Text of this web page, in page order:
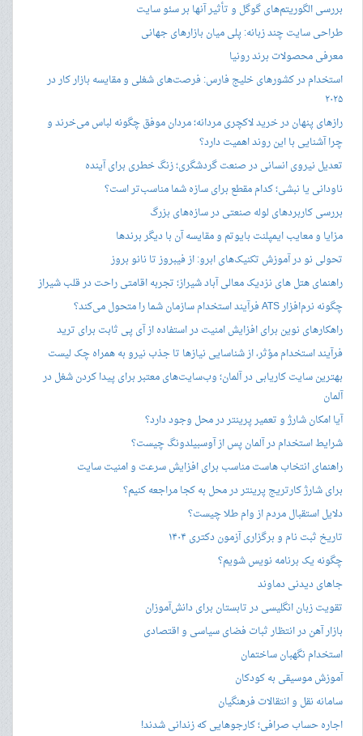
بررسی الگوریتم‌های گوگل و تأثیر آنها بر سئو سایت
طراحی سایت چند زبانه: پلی میان بازارهای جهانی
معرفی محصولات برند رونیا
استخدام در کشورهای خلیج فارس: فرصت‌های شغلی و مقایسه بازار کار در
۲۰۲۵
رازهای پنهان در خرید لاکچری مردانه؛ مردان موفق چگونه لباس می‌خرند و
چرا آشنایی با این روند اهمیت دارد؟
تعدیل نیروی انسانی در صنعت گردشگری؛ زنگ خطری برای آینده
ناودانی یا نبشی؛ کدام مقطع برای سازه شما مناسب‌تر است؟
بررسی کاربردهای لوله صنعتی در سازه‌های بزرگ
مزایا و معایب ایمپلنت بایوتم و مقایسه آن با دیگر برندها
تحولی نو در آموزش تکنیک‌های ابرو: از فیبروز تا نانو بروز
راهنمای هتل های نزدیک معالی آباد شیراز؛ تجربه اقامتی راحت در قلب شیراز
چگونه نرم‌افزار ATS فرآیند استخدام سازمان شما را متحول می‌کند؟
راهکارهای نوین برای افزایش امنیت در استفاده از آی پی ثابت برای ترید
فرآیند استخدام مؤثر، از شناسایی نیازها تا جذب نیرو به همراه چک لیست
بهترین سایت کاریابی در آلمان؛ وب‌سایت‌های معتبر برای پیدا کردن شغل در
آلمان
آیا امکان شارژ و تعمیر پرینتر در محل وجود دارد؟
شرایط استخدام در آلمان پس از آوسبیلدونگ چیست؟
راهنمای انتخاب هاست مناسب برای افزایش سرعت و امنیت سایت
برای شارژ کارتریج پرینتر در محل به کجا مراجعه کنیم؟
دلایل استقبال مردم از وام طلا چیست؟
تاریخ ثبت نام و برگزاری آزمون دکتری ۱۴۰۴
چگونه یک برنامه نویس شویم؟
جاهای دیدنی دماوند
تقویت زبان انگلیسی در تابستان برای دانش‌آموزان
بازار آهن در انتظار ثبات فضای سیاسی و اقتصادی
استخدام نگهبان ساختمان
آموزش موسیقی به کودکان
سامانه نقل و انتقالات فرهنگیان
اجاره حساب صرافی؛ کارجوهایی که زندانی شدند!